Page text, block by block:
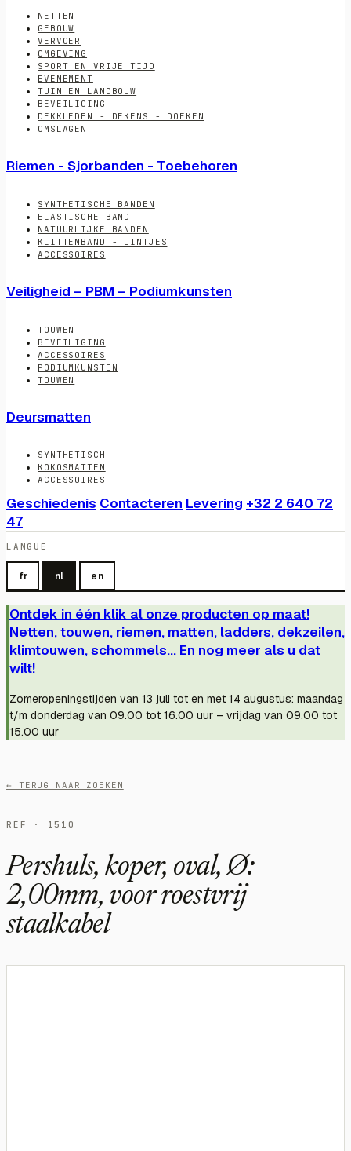
NETTEN
GEBOUW
VERVOER
OMGEVING
SPORT EN VRIJE TIJD
EVENEMENT
TUIN EN LANDBOUW
BEVEILIGING
DEKKLEDEN - DEKENS - DOEKEN
OMSLAGEN
Riemen - Sjorbanden - Toebehoren
SYNTHETISCHE BANDEN
ELASTISCHE BAND
NATUURLIJKE BANDEN
KLITTENBAND - LINTJES
ACCESSOIRES
Veiligheid – PBM – Podiumkunsten
TOUWEN
BEVEILIGING
ACCESSOIRES
PODIUMKUNSTEN
TOUWEN
Deursmatten
SYNTHETISCH
KOKOSMATTEN
ACCESSOIRES
Geschiedenis Contacteren Levering +32 2 640 72
47
LANGUE
fr nl en
Ontdek in één klik al onze producten op maat!
Netten, touwen, riemen, matten, ladders, dekzeilen,
klimtouwen, schommels... En nog meer als u dat
wilt!
Zomeropeningstijden van 13 juli tot en met 14 augustus: maandag
t/m donderdag van 09.00 tot 16.00 uur – vrijdag van 09.00 tot
15.00 uur
← TERUG NAAR ZOEKEN
RÉF · 1510
Pershuls, koper, oval, Ø:
2,00mm, voor roestvrij
staalkabel